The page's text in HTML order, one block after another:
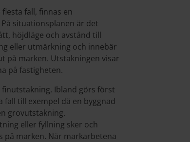
fall, finnas en
situationsplanen är det
höjdläge och avstånd till
eller utmärkning och innebär
på marken. Utstakningen visar
på fastigheten.
Ibland görs först
till exempel då en byggnad
grovutstakning.
eller fyllning sker och
på marken. När markarbetena